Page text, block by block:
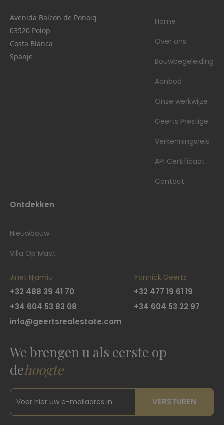
Avenida Balcon de Ponoig
03520 Polop
Costa Blanca
Spanje
Home
Over ons
Bouwbegeleiding
Aanbod
Onze werkwijze
Geerts Prestige
Verkenningsreis
API Certificaat
Contact
Ontdekken
Nieuwbouw
Villa Op Maat
Jinet Njamiu
+32 488 39 41 70
+34 604 53 83 08
info@geertsrealestate.com
Yannick Geerts
+32 477 19 61 19
+34 604 53 22 97
We brengen u als eerste op
dehoogte
VERSTUREN